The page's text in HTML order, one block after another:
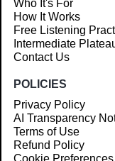
Who It's For
How It Works
Free Listening
Intermediate
Contact Us
POLICIES
Privacy Policy
AI Transparency
Terms of Use
Refund Policy
Cookie Preferences